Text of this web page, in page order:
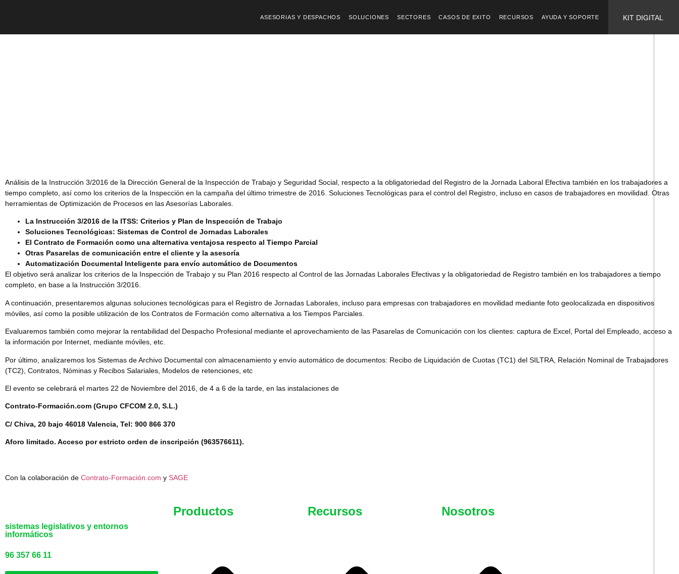
ASESORIAS Y DESPACHOS SOLUCIONES SECTORES CASOS DE EXITO RECURSOS AYUDA Y SOPORTE KIT DIGITAL
Análisis de la Instrucción 3/2016 de la Dirección General de la Inspección de Trabajo y Seguridad Social, respecto a la obligatoriedad del Registro de la Jornada Laboral Efectiva también en los trabajadores a
tiempo completo, así como los criterios de la Inspección en la campaña del último trimestre de 2016. Soluciones Tecnológicas para el control del Registro, incluso en casos de trabajadores en movilidad. Otras
herramientas de Optimización de Procesos en las Asesorías Laborales.
La Instrucción 3/2016 de la ITSS: Criterios y Plan de Inspección de Trabajo
Soluciones Tecnológicas: Sistemas de Control de Jornadas Laborales
El Contrato de Formación como una alternativa ventajosa respecto al Tiempo Parcial
Otras Pasarelas de comunicación entre el cliente y la asesoría
Automatización Documental Inteligente para envío automático de Documentos
El objetivo será analizar los criterios de la Inspección de Trabajo y su Plan 2016 respecto al Control de las Jornadas Laborales Efectivas y la obligatoriedad de Registro también en los trabajadores a tiempo
completo, en base a la Instrucción 3/2016.
A continuación, presentaremos algunas soluciones tecnológicas para el Registro de Jornadas Laborales, incluso para empresas con trabajadores en movilidad mediante foto geolocalizada en dispositivos
móviles, así como la posible utilización de los Contratos de Formación como alternativa a los Tiempos Parciales.
Evaluaremos también como mejorar la rentabilidad del Despacho Profesional mediante el aprovechamiento de las Pasarelas de Comunicación con los clientes: captura de Excel, Portal del Empleado , acceso a
la información por Internet, mediante móviles, etc.
Por último, analizaremos los Sistemas de Archivo Documental con almacenamiento y envío automático de documentos: Recibo de Liquidación de Cuotas (TC1) del SILTRA, Relación Nominal de Trabajadores
(TC2), Contratos, Nóminas y Recibos Salariales, Modelos de retenciones, etc
El evento se celebrará el martes 22 de Noviembre del 2016, de 4 a 6 de la tarde, en las instalaciones de
Contrato-Formación.com (Grupo CFCOM 2.0, S.L.)
C/ Chiva, 20 bajo 46018 Valencia, Tel: 900 866 370
Aforo limitado. Acceso por estricto orden de inscripción (963576611).
Con la colaboración de Contrato-Formación.com y SAGE
sistemas legislativos y entornos
informáticos
96 357 66 11
Productos Recursos Nosotros